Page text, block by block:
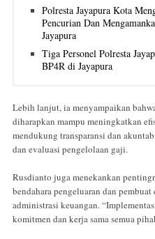
Polresta Jayapura Kota
Pencurian Dan
Jayapura
Tiga Personel Polresta
BP4R di Jayapura
Lebih lanjut, ia menyampaikan
diharapkan mampu meningkatkan
mendukung transparansi dan
dan evaluasi pengelolaan gaji.
Rusdianto juga menekankan
bendahara pengeluaran dan
administrasi keuangan.
komitmen dan kerja sama semua